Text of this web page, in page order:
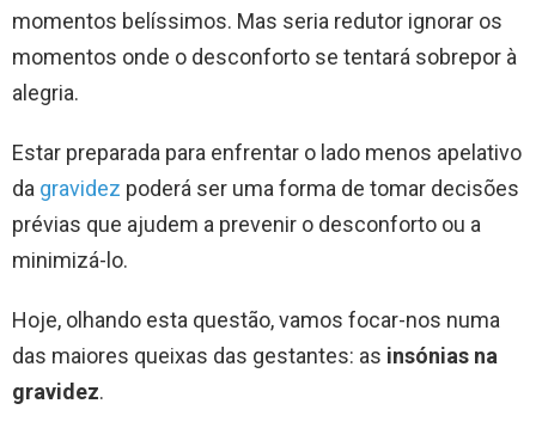
momentos belíssimos. Mas seria redutor ignorar os
momentos onde o desconforto se tentará sobrepor à
alegria.
Estar preparada para enfrentar o lado menos apelativo
da gravidez poderá ser uma forma de tomar decisões
prévias que ajudem a prevenir o desconforto ou a
minimizá-lo.
Hoje, olhando esta questão, vamos focar-nos numa
das maiores queixas das gestantes: as insónias na
gravidez.